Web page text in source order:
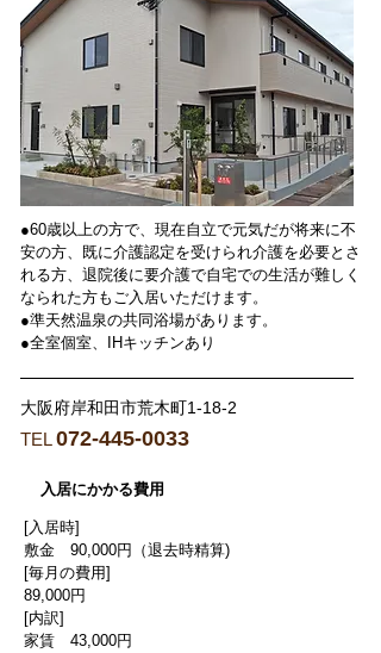
●60歳以上の方で、現在自立で元気だが将来に不
安の方、既に介護認定を受けられ介護を必要とさ
れる方、退院後に要介護で自宅での生活が難しく
なられた方もご入居いただけます。
●準天然温泉の共同浴場があります。
●全室個室、IHキッチンあり
大阪府岸和田市荒木町1-18-2
TEL072-445-0033
入居にかかる費用
[入居時]
敷金 90,000円（退去時精算)
[毎月の費用]
89,000円
[内訳]
家賃 43,000円